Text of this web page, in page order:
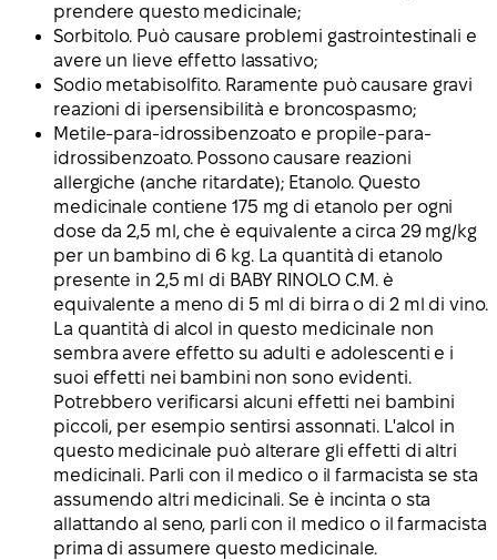
prendere questo medicinale;
Sorbitolo. Può causare problemi gastrointestinali e
avere un lieve effetto lassativo;
Sodio metabisolfito. Raramente può causare gravi
reazioni di ipersensibilità e broncospasmo;
Metile-para-idrossibenzoato e propile-para-
idrossibenzoato. Possono causare reazioni
allergiche (anche ritardate); Etanolo. Questo
medicinale contiene 175 mg di etanolo per ogni
dose da 2,5 ml, che è equivalente a circa 29 mg/kg
per un bambino di 6 kg. La quantità di etanolo
presente in 2,5 ml di BABY RINOLO C.M. è
equivalente a meno di 5 ml di birra o di 2 ml di vino.
La quantità di alcol in questo medicinale non
sembra avere effetto su adulti e adolescenti e i
suoi effetti nei bambini non sono evidenti.
Potrebbero verificarsi alcuni effetti nei bambini
piccoli, per esempio sentirsi assonnati. L'alcol in
questo medicinale può alterare gli effetti di altri
medicinali. Parli con il medico o il farmacista se sta
assumendo altri medicinali. Se è incinta o sta
allattando al seno, parli con il medico o il farmacista
prima di assumere questo medicinale.